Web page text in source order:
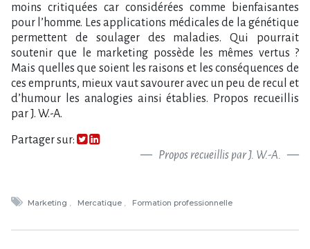
moins critiquées car considérées comme bienfaisantes
pour l’homme. Les applications médicales de la génétique
permettent de soulager des maladies. Qui pourrait
soutenir que le marketing possède les mêmes vertus ?
Mais quelles que soient les raisons et les conséquences de
ces emprunts, mieux vaut savourer avec un peu de recul et
d’humour les analogies ainsi établies. Propos recueillis
par J. W.-A.
Partager sur:
Propos recueillis par J. W.-A.
Marketing Mercatique Formation professionnelle